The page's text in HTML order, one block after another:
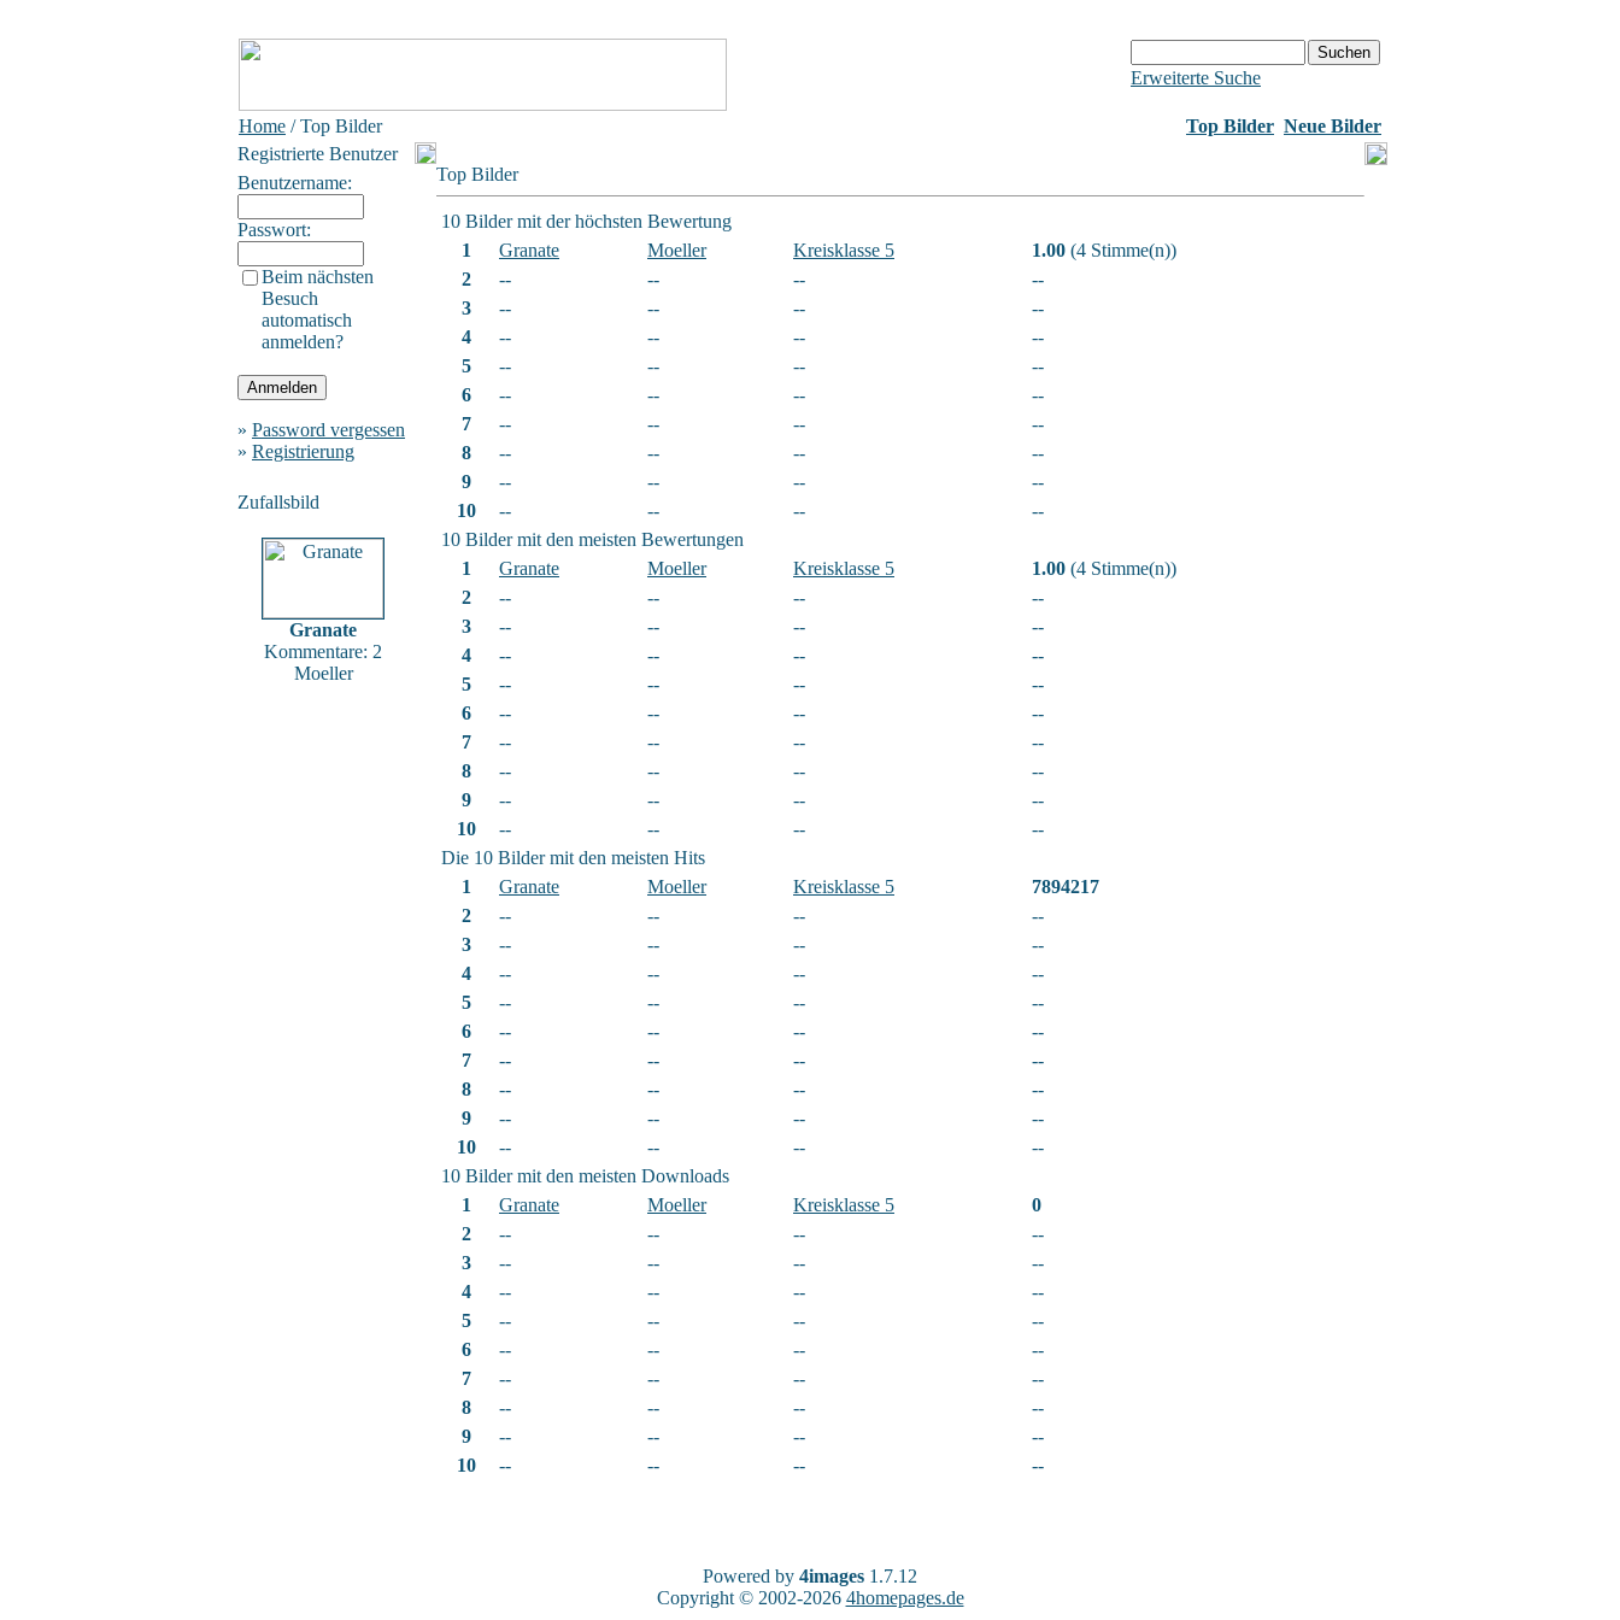
Erweiterte Suche
Home / Top Bilder Top Bilder Neue Bilder
Registrierte Benutzer
Benutzername:
Passwort:
Beim nächsten
Besuch
automatisch
anmelden?
» Password vergessen
» Registrierung
Zufallsbild
Granate
Kommentare: 2
Moeller
Top Bilder
10 Bilder mit der höchsten Bewertung
1
Granate Moeller Kreisklasse 5 1.00 (4 Stimme(n))
2
-- -- --
--
3
-- -- --
--
4
-- -- --
--
5
-- -- --
--
6
-- -- --
--
7
-- -- --
--
8
-- -- --
--
9
-- -- --
--
10
-- -- --
--
10 Bilder mit den meisten Bewertungen
1
Granate Moeller Kreisklasse 5 1.00 (4 Stimme(n))
2
-- -- --
--
3
-- -- --
--
4
-- -- --
--
5
-- -- --
--
6
-- -- --
--
7
-- -- --
--
8
-- -- --
--
9
-- -- --
--
10
-- -- --
--
Die 10 Bilder mit den meisten Hits
1
Granate Moeller Kreisklasse 5
7894217
2
-- -- --
--
3
-- -- --
--
4
-- -- --
--
5
-- -- --
--
6
-- -- --
--
7
-- -- --
--
8
-- -- --
--
9
-- -- --
--
10
-- -- --
--
10 Bilder mit den meisten Downloads
1
Granate Moeller Kreisklasse 5
0
2
-- -- --
--
3
-- -- --
--
4
-- -- --
--
5
-- -- --
--
6
-- -- --
--
7
-- -- --
--
8
-- -- --
--
9
-- -- --
--
10
-- -- -- --
Powered by 4images 1.7.12
Copyright © 2002-2026 4homepages.de